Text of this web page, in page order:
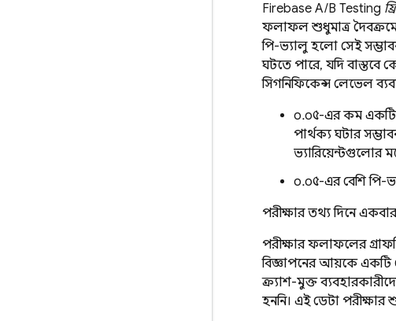
Firebase A/B Testing
ফলাফল শুধুমাত্র
পি-ভ্যালু হলো সেই
ঘটতে পারে, যদি বাস্তবে
সিগনিফিকেন্স লেভেল
০.০৫-এর কম একটি
পার্থক্য ঘটার
ভ্যারিয়েন্টগুলোর
০.০৫-এর বেশি পি-
পরীক্ষার তথ্য দিনে
পরীক্ষার ফলাফলের
বিজ্ঞাপনের আয়কে একটি
ক্র্যাশ-মুক্ত
হননি। এই ডেটা পরীক্ষার